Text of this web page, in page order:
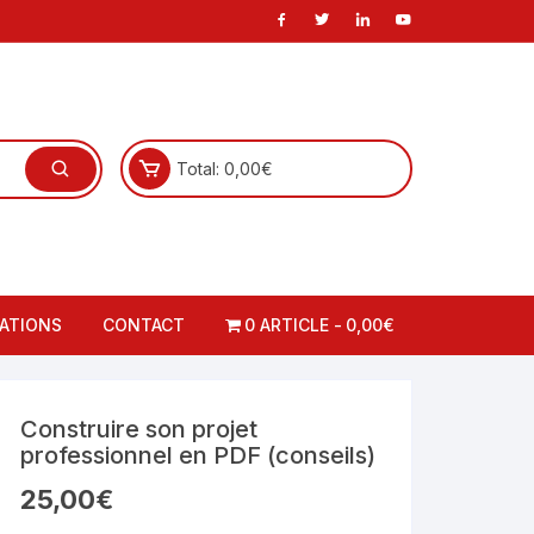
Total: 0,00€
la carte
formations-cadres
CONTACT 0 ARTICLE 0,00€
Construire son projet
professionnel en PDF (conseils)
25,00€